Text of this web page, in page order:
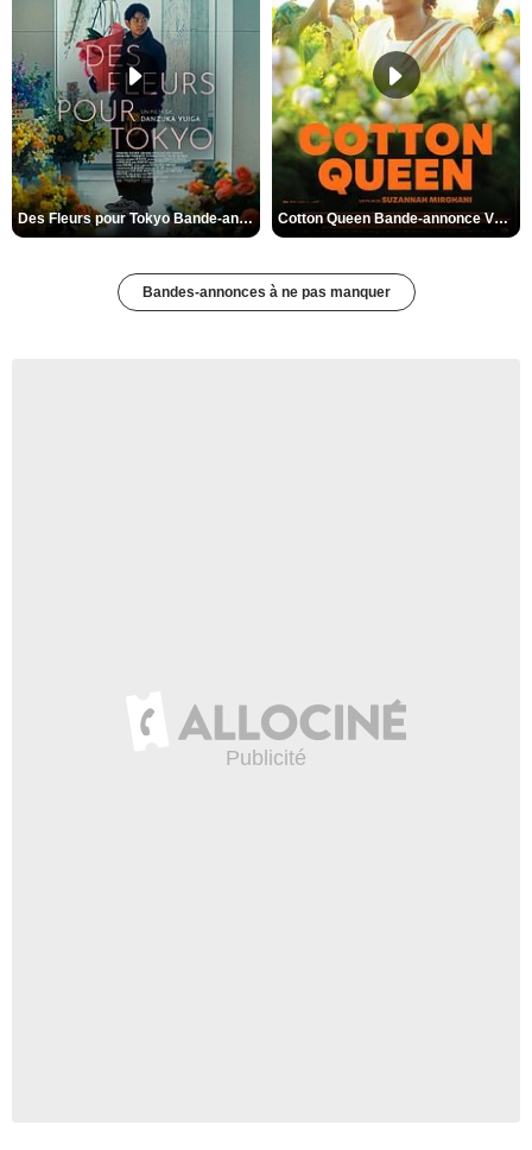
Des Fleurs pour Tokyo Bande-annonce VO STFR Cotton Queen Bande-annonce VO STFR
Bandes-annonces à ne pas manquer